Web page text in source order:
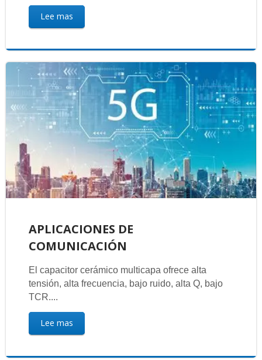
Lee mas
APLICACIONES DE
COMUNICACIÓN
El capacitor cerámico multicapa ofrece alta
tensión, alta frecuencia, bajo ruido, alta Q, bajo
TCR....
Lee mas